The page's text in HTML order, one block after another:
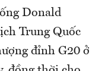
Donald
Trung Quốc
đỉnh G20 ở